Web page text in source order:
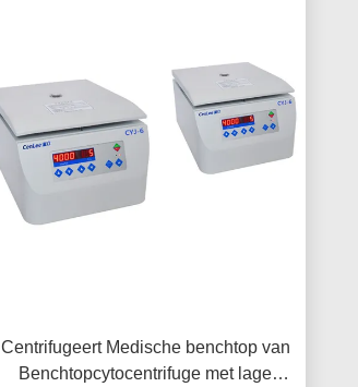
Centrifugeert Medische benchtop van
Benchtopcytocentrifuge met lage